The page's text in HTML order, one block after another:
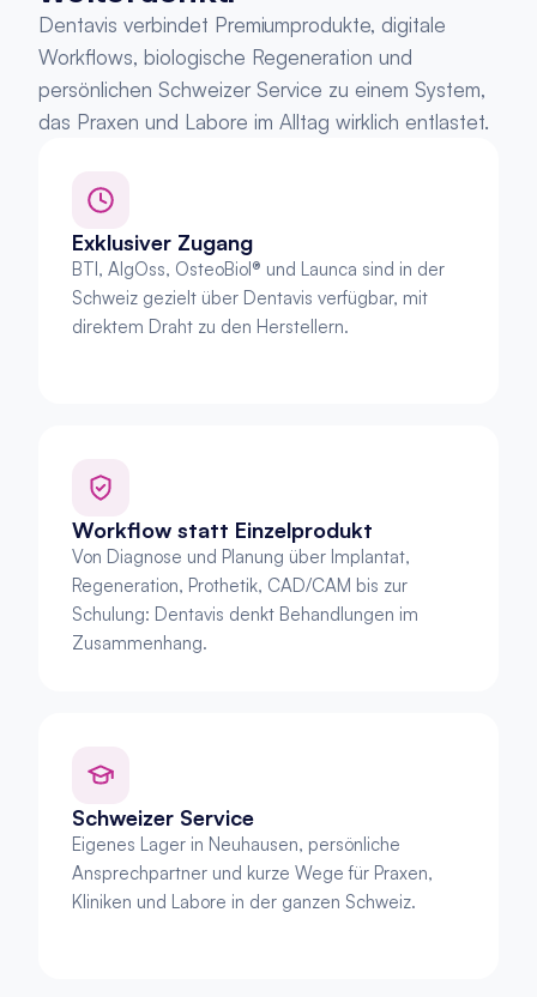
Dentavis verbindet Premiumprodukte, digitale
Workflows, biologische Regeneration und
persönlichen Schweizer Service zu einem System,
das Praxen und Labore im Alltag wirklich entlastet.
Exklusiver Zugang
BTI, AlgOss, OsteoBiol® und Launca sind in der
Schweiz gezielt über Dentavis verfügbar, mit
direktem Draht zu den Herstellern.
Workflow statt Einzelprodukt
Von Diagnose und Planung über Implantat,
Regeneration, Prothetik, CAD/CAM bis zur
Schulung: Dentavis denkt Behandlungen im
Zusammenhang.
Schweizer Service
Eigenes Lager in Neuhausen, persönliche
Ansprechpartner und kurze Wege für Praxen,
Kliniken und Labore in der ganzen Schweiz.